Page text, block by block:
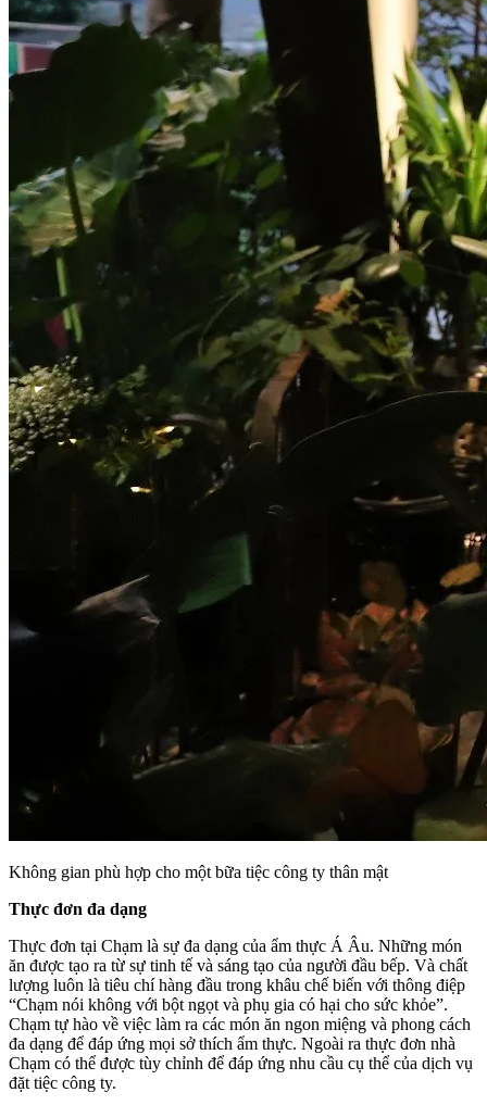
Không gian phù hợp cho một bữa tiệc công ty thân mật
Thực đơn đa dạng
Thực đơn tại Chạm là sự đa dạng của ẩm thực Á Âu. Những món
ăn được tạo ra từ sự tinh tế và sáng tạo của người đầu bếp. Và chất
lượng luôn là tiêu chí hàng đầu trong khâu chế biến với thông điệp
“Chạm nói không với bột ngọt và phụ gia có hại cho sức khỏe”.
Chạm tự hào về việc làm ra các món ăn ngon miệng và phong cách
đa dạng để đáp ứng mọi sở thích ẩm thực. Ngoài ra thực đơn nhà
Chạm có thể được tùy chỉnh để đáp ứng nhu cầu cụ thể của dịch vụ
đặt tiệc công ty.